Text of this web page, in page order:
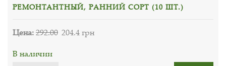
РЕМОНТАНТНЫЙ, РАННИЙ СОРТ (10 ШТ.)
Цена:292.00 204.4 грн
В наличии